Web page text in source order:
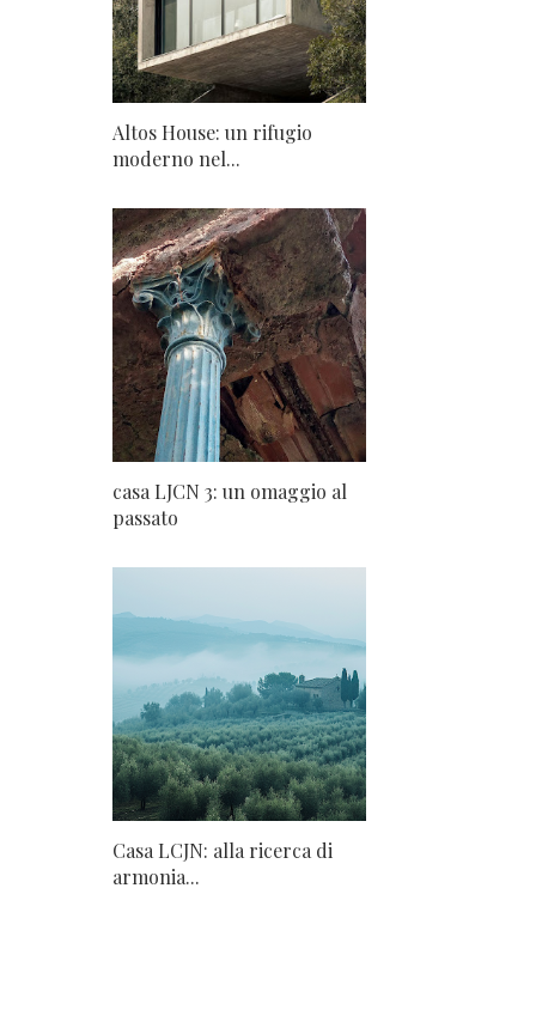
Altos House: un rifugio
moderno nel...
casa LJCN 3: un omaggio al
passato
Casa LCJN: alla ricerca di
armonia...